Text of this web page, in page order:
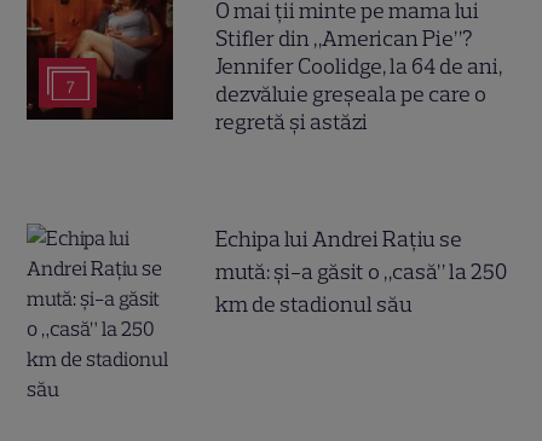
7
O mai ții minte pe mama lui
Stifler din „American Pie”?
Jennifer Coolidge, la 64 de ani,
dezvăluie greșeala pe care o
regretă și astăzi
Echipa lui Andrei Rațiu se
mută: și-a găsit o „casă” la 250
km de stadionul său